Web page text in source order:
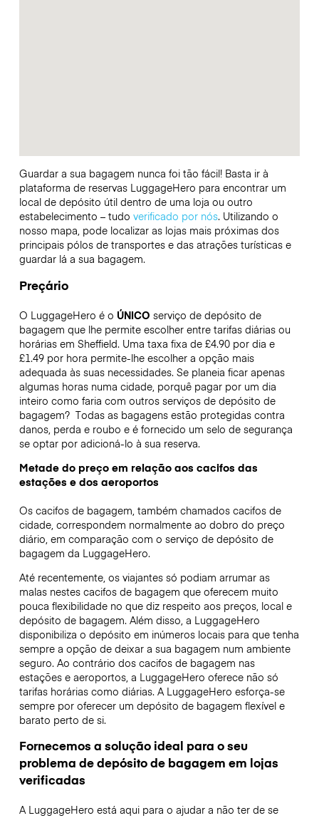
Guardar a sua bagagem nunca foi tão fácil! Basta ir à
plataforma de reservas LuggageHero para encontrar um
local de depósito útil dentro de uma loja ou outro
estabelecimento – tudo verificado por nós. Utilizando o
nosso mapa, pode localizar as lojas mais próximas dos
principais pólos de transportes e das atrações turísticas e
guardar lá a sua bagagem.
Preçário
O LuggageHero é o ÚNICO serviço de depósito de
bagagem que lhe permite escolher entre tarifas diárias ou
horárias em Sheffield. Uma taxa fixa de £4.90 por dia e
£1.49 por hora permite-lhe escolher a opção mais
adequada às suas necessidades. Se planeia ficar apenas
algumas horas numa cidade, porquê pagar por um dia
inteiro como faria com outros serviços de depósito de
bagagem? Todas as bagagens estão protegidas contra
danos, perda e roubo e é fornecido um selo de segurança
se optar por adicioná-lo à sua reserva.
Metade do preço em relação aos cacifos das
estações e dos aeroportos
Os cacifos de bagagem, também chamados cacifos de
cidade, correspondem normalmente ao dobro do preço
diário, em comparação com o serviço de depósito de
bagagem da LuggageHero.
Até recentemente, os viajantes só podiam arrumar as
malas nestes cacifos de bagagem que oferecem muito
pouca flexibilidade no que diz respeito aos preços, local e
depósito de bagagem. Além disso, a LuggageHero
disponibiliza o depósito em inúmeros locais para que tenha
sempre a opção de deixar a sua bagagem num ambiente
seguro. Ao contrário dos cacifos de bagagem nas
estações e aeroportos, a LuggageHero oferece não só
tarifas horárias como diárias. A LuggageHero esforça-se
sempre por oferecer um depósito de bagagem flexível e
barato perto de si.
Fornecemos a solução ideal para o seu
problema de depósito de bagagem em lojas
verificadas
A LuggageHero está aqui para o ajudar a não ter de se